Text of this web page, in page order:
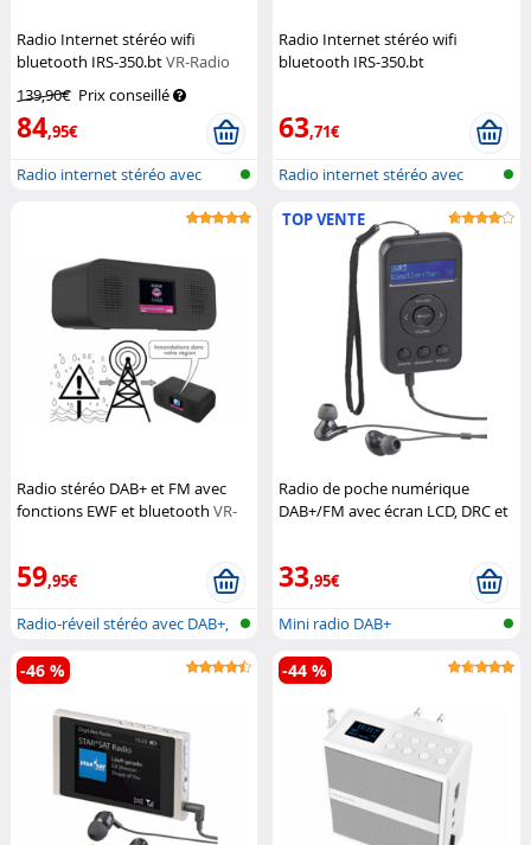
Radio Internet stéréo wifi
bluetooth IRS-350.btVR-Radio
139,90€ Prix conseillé
84,95€
Radio internet stéréo avec
Radio Internet stéréo wifi
bluetooth IRS-350.bt
63,71€
Radio internet stéréo avec
Radio stéréo DAB+ et FM avec
fonctions EWF et bluetooth VR-
59,95€
Radio-réveil stéréo avec DAB+,
aler...
TOP VENTE
Radio de poche numérique
DAB+/FM avec écran LCD, DRC et
33,95€
Mini radio DAB+
-46 % -44 %